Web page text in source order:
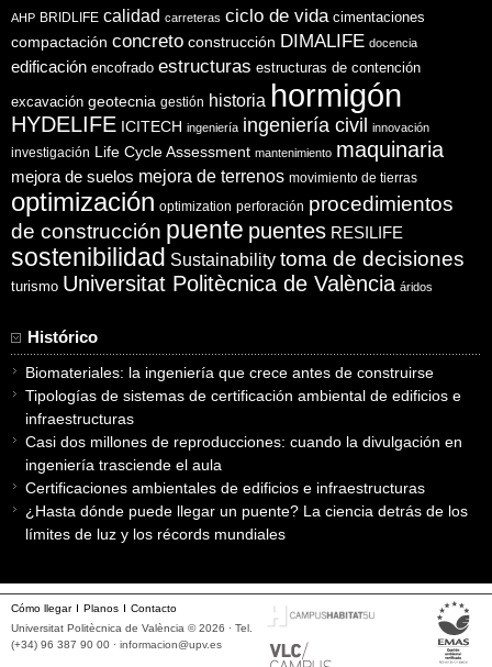
AHP BRIDLIFE calidad carreteras ciclo de vida cimentaciones
compactación concreto construcción DIMALIFE docencia
edificación encofrado estructuras estructuras de contención
excavación geotecnia gestión historia hormigón
HYDELIFE ICITECH ingeniería ingeniería civil innovación
investigación Life Cycle Assessment mantenimiento maquinaria
mejora de suelos mejora de terrenos movimiento de tierras
optimización optimization perforación procedimientos
de construcción puente puentes RESILIFE
sostenibilidad Sustainability toma de decisiones
turismo Universitat Politècnica de València áridos
Histórico
Biomateriales: la ingeniería que crece antes de construirse
Tipologías de sistemas de certificación ambiental de edificios e
infraestructuras
Casi dos millones de reproducciones: cuando la divulgación en
ingeniería trasciende el aula
Certificaciones ambientales de edificios e infraestructuras
¿Hasta dónde puede llegar un puente? La ciencia detrás de los
límites de luz y los récords mundiales
Cómo llegar Planos
Contacto
Universitat Politècnica de València © 2026 · Tel.
(+34) 96 387 90 00 · informacion@upv.es